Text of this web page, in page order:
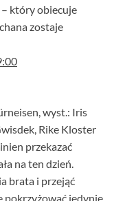
– który obiecuje
zostaje
wyst.: Iris
Rike Kloster
przekazać
na ten dzień.
brata i przejąć
pokrzyżować jedynie